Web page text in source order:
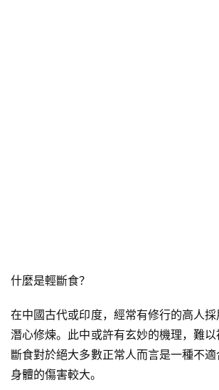
什麼是輕斷食？
在中國古代或印度，經常有修行的高人
潛心修煉。此中或許有玄妙的機理，難
斷食對於絕大多數正常人而言是一種不
身體的傷害較大。